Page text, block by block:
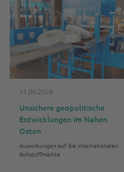
11.06.2026
Unsichere geopolitische
Entwicklungen im Nahen
Osten
Auswirkungen auf die internationalen
Rohstoffmärkte